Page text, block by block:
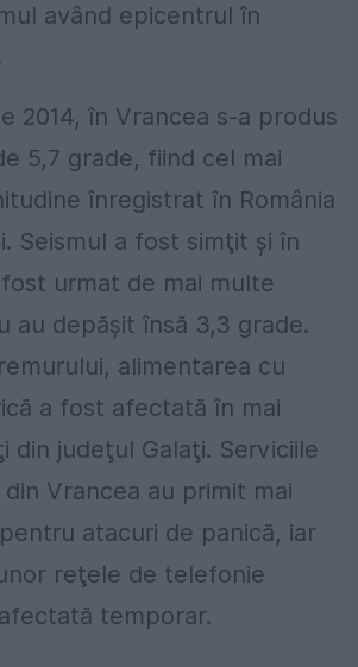
având epicentrul în
2014, în Vrancea s-a produs
5,7 grade, fiind cel mai
înregistrat în România
Seismul a fost simţit şi în
urmat de mai multe
au depăşit însă 3,3 grade.
alimentarea cu
a fost afectată în mai
din judeţul Galaţi. Serviciile
Vrancea au primit mai
atacuri de panică, iar
reţele de telefonie
temporar.